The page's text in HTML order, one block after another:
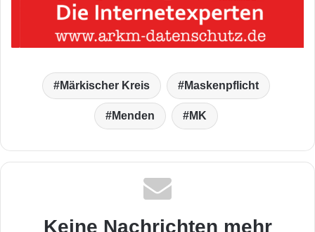
Märkischer Kreis Maskenpflicht
Menden MK
Keine Nachrichten mehr